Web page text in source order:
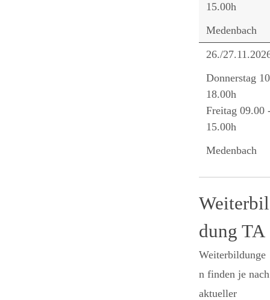
15.00h
Medenbach
26./
Donnerstag
18.00h
Freitag 09.00
15.00h
Medenbach
Weiterbil
dung TA
Weiterbildunge
n finden je nach
aktueller